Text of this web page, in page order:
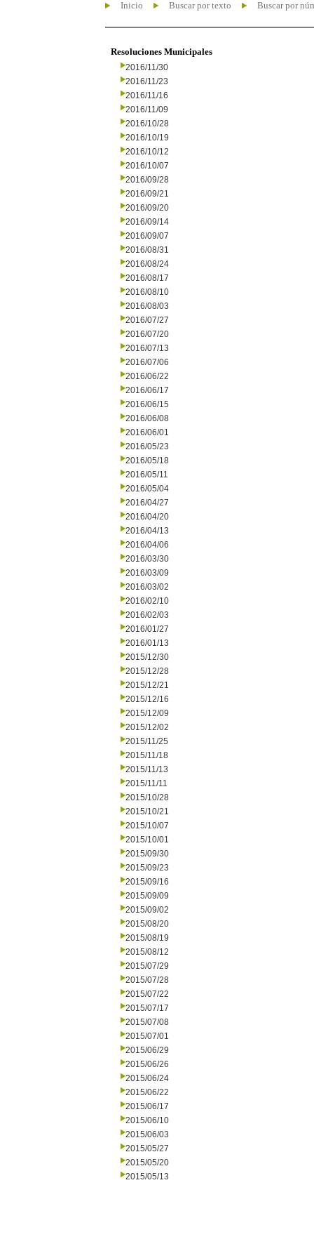
Inicio Buscar por texto Buscar por
Resoluciones Municipales
2016/11/30
2016/11/23
2016/11/16
2016/11/09
2016/10/28
2016/10/19
2016/10/12
2016/10/07
2016/09/28
2016/09/21
2016/09/20
2016/09/14
2016/09/07
2016/08/31
2016/08/24
2016/08/17
2016/08/10
2016/08/03
2016/07/27
2016/07/20
2016/07/13
2016/07/06
2016/06/22
2016/06/17
2016/06/15
2016/06/08
2016/06/01
2016/05/23
2016/05/18
2016/05/11
2016/05/04
2016/04/27
2016/04/20
2016/04/13
2016/04/06
2016/03/30
2016/03/09
2016/03/02
2016/02/10
2016/02/03
2016/01/27
2016/01/13
2015/12/30
2015/12/28
2015/12/21
2015/12/16
2015/12/09
2015/12/02
2015/11/25
2015/11/18
2015/11/13
2015/11/11
2015/10/28
2015/10/21
2015/10/07
2015/10/01
2015/09/30
2015/09/23
2015/09/16
2015/09/09
2015/09/02
2015/08/20
2015/08/19
2015/08/12
2015/07/29
2015/07/28
2015/07/22
2015/07/17
2015/07/08
2015/07/01
2015/06/29
2015/06/26
2015/06/24
2015/06/22
2015/06/17
2015/06/10
2015/06/03
2015/05/27
2015/05/20
2015/05/13